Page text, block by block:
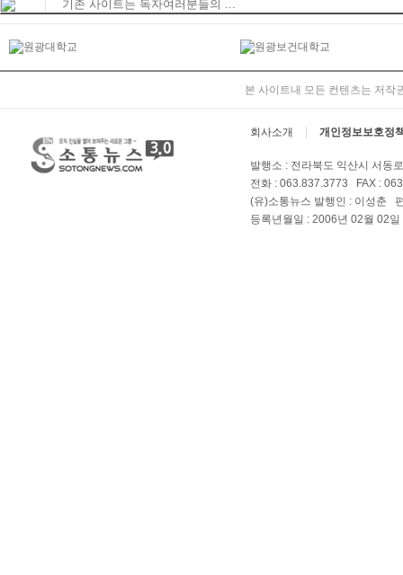
기존 사이트는 독자여러분들의 ...
본 사이트내 모든 컨텐츠는 저작
회사소개 개인정보보호정
발행소 : 전라북도 익산시 서동
전화 : 063.837.3773 FAX :
(유)소통뉴스 발행인 : 이성춘
등록년월일 : 2006년 02월 02